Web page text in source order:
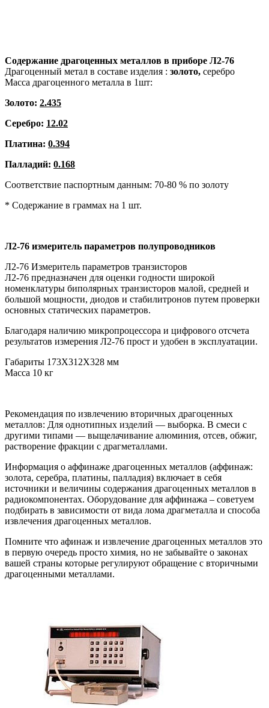
Содержание драгоценных металлов в приборе Л2-76
Драгоценный метал в составе изделия : золото, серебро
Масса драгоценного металла в 1шт:
Золото: 2.435
Серебро: 12.02
Платина: 0.394
Палладий: 0.168
Соответствие паспортным данным: 70-80 % по золоту
* Содержание в граммах на 1 шт.
Л2-76 измеритель параметров полупроводников
Л2-76 Измеритель параметров транзисторов
Л2-76 предназначен для оценки годности широкой
номенклатуры биполярных транзисторов малой, средней и
большой мощности, диодов и стабилитронов путем проверки
основных статических параметров.
Благодаря наличию микропроцессора и цифрового отсчета
результатов измерения Л2-76 прост и удобен в эксплуатации.
Габариты 173X312X328 мм
Масса 10 кг
Рекомендация по извлечению вторичных драгоценных
металлов: Для однотипных изделий — выборка. В смеси с
другими типами — выщелачивание алюминия, отсев, обжиг,
растворение фракции с драгметаллами.
Информация о аффинаже драгоценных металлов (аффинаж:
золота, серебра, платины, палладия) включает в себя
источники и величины содержания драгоценных металлов в
радиокомпонентах. Оборудование для аффинажа – советуем
подбирать в зависимости от вида лома драгметалла и способа
извлечения драгоценных металлов.
Помните что афинаж и извлечение драгоценных металлов это
в первую очередь просто химия, но не забывайте о законах
вашей страны которые регулируют обращение с вторичными
драгоценными металлами.